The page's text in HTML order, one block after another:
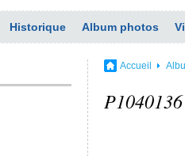
Historique Album photos
Accueil
P1040136